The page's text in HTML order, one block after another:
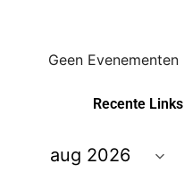
Geen Evenementen
Recente Links